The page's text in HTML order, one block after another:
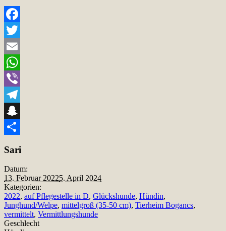
Facebook
Twitter
Email
WhatsApp
Viber
Telegram
Snapchat
Sari
Datum:
13. Februar 20225. April 2024
Kategorien:
2022, auf Pflegestelle in D, Glückshunde, Hündin,
Junghund/Welpe, mittelgroß (35-50 cm), Tierheim Bogancs,
vermittelt, Vermittlungshunde
Geschlecht